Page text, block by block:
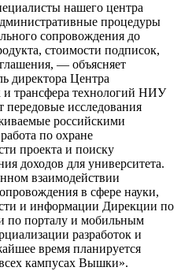
нашего центра
процедуры
сопровождения до
стоимости подписок,
— объясняет
директора Центра
и трансфера технологий НИУ
исследования
российскими
по охране
проекта и поиску
доходов для университета.
взаимодействии
в сфере науки,
и информации Дирекции по
по порталу и мобильным
разработок и
время планируется
кампусах Вышки».